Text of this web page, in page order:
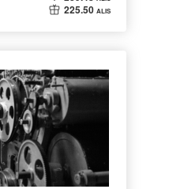
225.50 ALIS